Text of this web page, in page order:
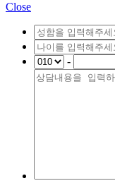
Close
-